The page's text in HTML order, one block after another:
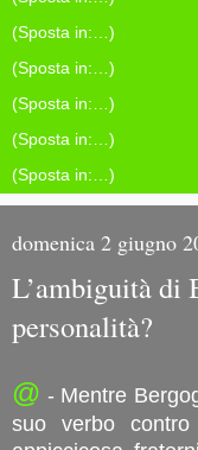
domenica 2 giugno
L’ambiguità di
personalità?
@ - Mentre
suo verbo